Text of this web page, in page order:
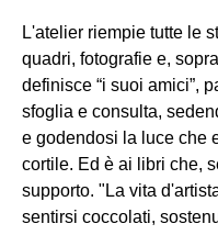
L'atelier riempie tutte le
quadri, fotografie e,
definisce “i suoi amici”,
sfoglia e consulta,
e godendosi la luce che
cortile. Ed è ai libri che,
supporto. "La vita
sentirsi coccolati,